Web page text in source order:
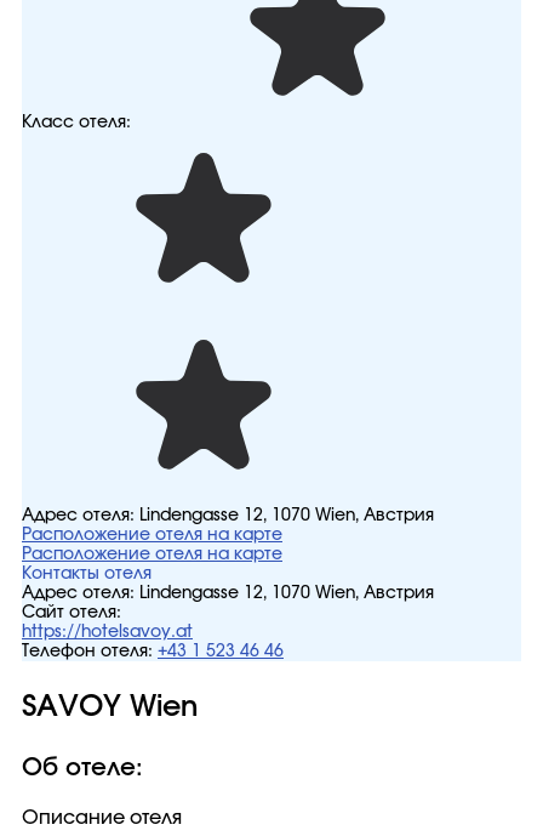
Класс отеля:
Адрес отеля: Lindengasse 12, 1070 Wien, Австрия
Расположение отеля на карте
Расположение отеля на карте
Контакты отеля
Адрес отеля: Lindengasse 12, 1070 Wien, Австрия
Сайт отеля:
https://hotelsavoy.at
Телефон отеля: +43 1 523 46 46
SAVOY Wien
Об отеле:
Описание отеля